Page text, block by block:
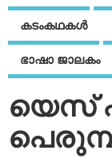
കടംകഥകള്‍
ഭാഷാ ജാലകം
യെസ്